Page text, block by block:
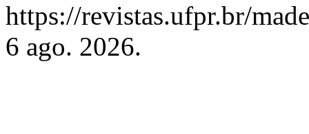
https://revistas.ufpr.br/
6 ago. 2026.